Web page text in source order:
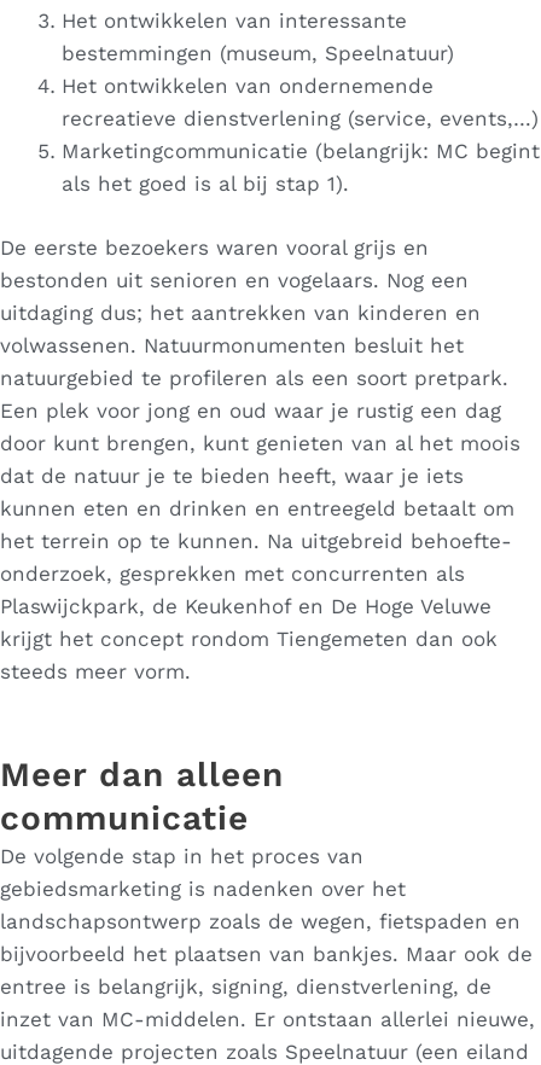
Het ontwikkelen van interessante
bestemmingen (museum, Speelnatuur)
Het ontwikkelen van ondernemende
recreatieve dienstverlening (service, events,…)
Marketingcommunicatie (belangrijk: MC begint
als het goed is al bij stap 1).
De eerste bezoekers waren vooral grijs en
bestonden uit senioren en vogelaars. Nog een
uitdaging dus; het aantrekken van kinderen en
volwassenen. Natuurmonumenten besluit het
natuurgebied te profileren als een soort pretpark.
Een plek voor jong en oud waar je rustig een dag
door kunt brengen, kunt genieten van al het moois
dat de natuur je te bieden heeft, waar je iets
kunnen eten en drinken en entreegeld betaalt om
het terrein op te kunnen. Na uitgebreid behoefte-
onderzoek, gesprekken met concurrenten als
Plaswijckpark, de Keukenhof en De Hoge Veluwe
krijgt het concept rondom Tiengemeten dan ook
steeds meer vorm.
Meer dan alleen
communicatie
De volgende stap in het proces van
gebiedsmarketing is nadenken over het
landschapsontwerp zoals de wegen, fietspaden en
bijvoorbeeld het plaatsen van bankjes. Maar ook de
entree is belangrijk, signing, dienstverlening, de
inzet van MC-middelen. Er ontstaan allerlei nieuwe,
uitdagende projecten zoals Speelnatuur (een eiland